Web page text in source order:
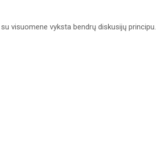
visuomene vyksta bendrų diskusijų principu.